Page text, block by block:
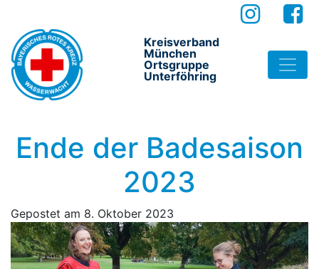
Kreisverband
München
Ortsgruppe
Unterföhring
Ende der Badesaison
2023
Gepostet am 8. Oktober 2023